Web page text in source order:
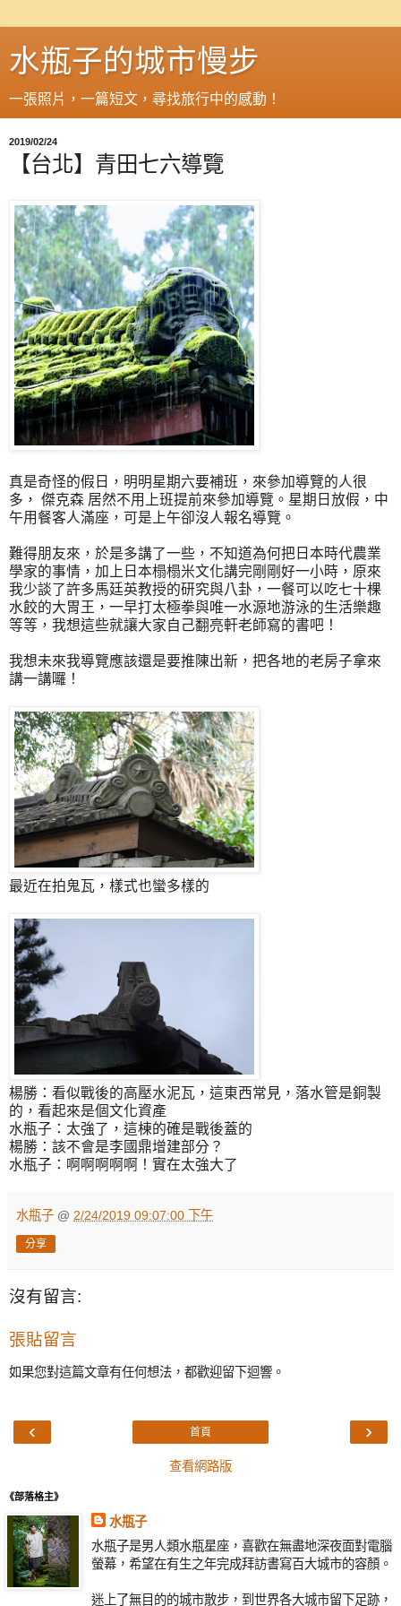
水瓶子的城市慢步
一張照片，一篇短文，尋找旅行中的感動！
2019/02/24
【台北】青田七六導覽
真是奇怪的假日，明明星期六要補班，來參加導覽的人很
多， 傑克森 居然不用上班提前來參加導覽。星期日放假，中
午用餐客人滿座，可是上午卻沒人報名導覽。
難得朋友來，於是多講了一些，不知道為何把日本時代農業
學家的事情，加上日本榻榻米文化講完剛剛好一小時，原來
我少談了許多馬廷英教授的研究與八卦，一餐可以吃七十棵
水餃的大胃王，一早打太極拳與唯一水源地游泳的生活樂趣
等等，我想這些就讓大家自己翻亮軒老師寫的書吧！
我想未來我導覽應該還是要推陳出新，把各地的老房子拿來
講一講囉！
最近在拍鬼瓦，樣式也蠻多樣的
楊勝：看似戰後的高壓水泥瓦，這東西常見，落水管是銅製
的，看起來是個文化資產
水瓶子：太強了，這棟的確是戰後蓋的
楊勝：該不會是李國鼎增建部分？
水瓶子：啊啊啊啊啊！實在太強大了
水瓶子 @ 2/24/2019 09:07:00 下午
分享
沒有留言:
張貼留言
如果您對這篇文章有任何想法，都歡迎留下迴響。
‹ ›
首頁
查看網路版
《部落格主》
水瓶子
水瓶子是男人類水瓶星座，喜歡在無盡地深夜面對電腦
螢幕，希望在有生之年完成拜訪書寫百大城市的容顏。
迷上了無目的的城市散步，到世界各大城市留下足跡，